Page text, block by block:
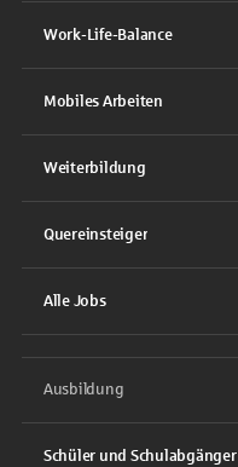
Work-Life-Balance
Mobiles Arbeiten
Weiterbildung
Quereinsteiger
Alle Jobs
Ausbildung
Schüler und Schulabgänger